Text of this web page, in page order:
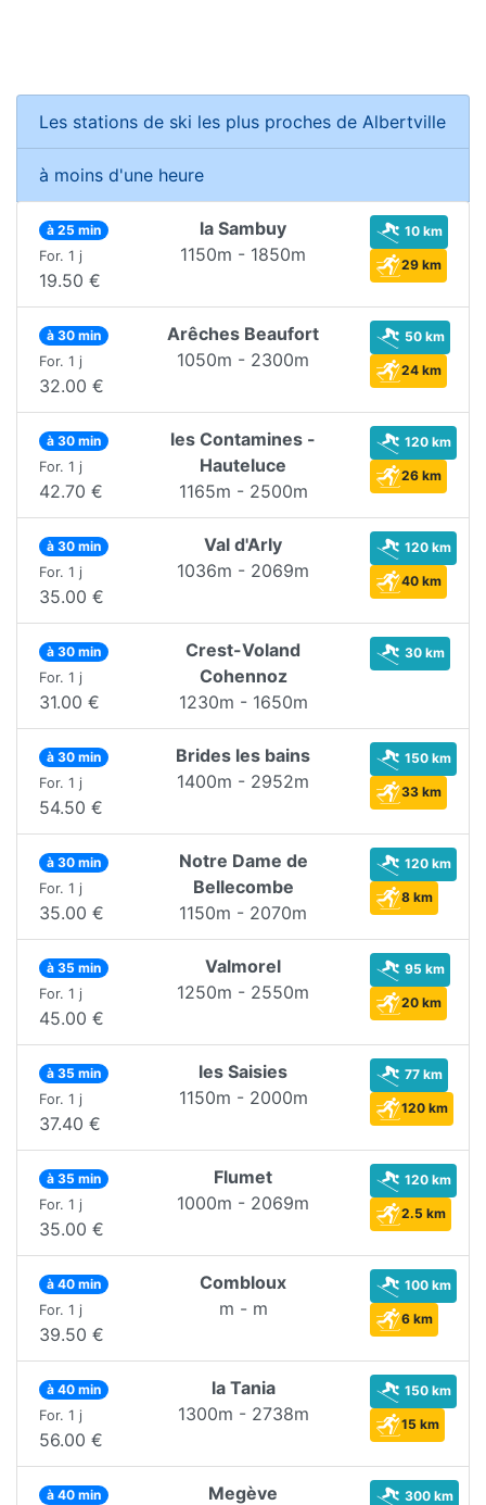
Les stations de ski les plus proches de Albertville
à moins d'une heure
à 25 min
For. 1 j
19.50 €
la Sambuy
1150m - 1850m
10 km
29 km
à 30 min
For. 1 j
32.00 €
Arêches Beaufort
1050m - 2300m
50 km
24 km
à 30 min
For. 1 j
42.70 €
les Contamines -
Hauteluce
1165m - 2500m
120 km
26 km
à 30 min
For. 1 j
35.00 €
Val d'Arly
1036m - 2069m
120 km
40 km
à 30 min
For. 1 j
31.00 €
Crest-Voland
Cohennoz
1230m - 1650m
30 km
à 30 min
For. 1 j
54.50 €
Brides les bains
1400m - 2952m
150 km
33 km
à 30 min
For. 1 j
35.00 €
Notre Dame de
Bellecombe
1150m - 2070m
120 km
8 km
à 35 min
For. 1 j
45.00 €
Valmorel
1250m - 2550m
95 km
20 km
à 35 min
For. 1 j
37.40 €
les Saisies
1150m - 2000m
77 km
120 km
à 35 min
For. 1 j
35.00 €
Flumet
1000m - 2069m
120 km
2.5 km
à 40 min
For. 1 j
39.50 €
Combloux
m - m
100 km
6 km
à 40 min
For. 1 j
56.00 €
la Tania
1300m - 2738m
150 km
15 km
à 40 min
Megève
300 km